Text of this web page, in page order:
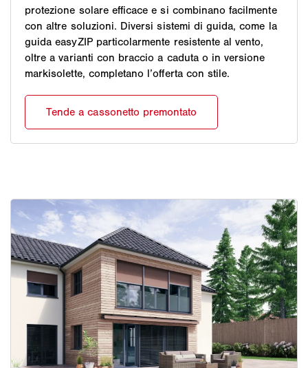
protezione solare efficace e si combinano facilmente
con altre soluzioni. Diversi sistemi di guida, come la
guida easyZIP particolarmente resistente al vento,
oltre a varianti con braccio a caduta o in versione
markisolette, completano l’offerta con stile.